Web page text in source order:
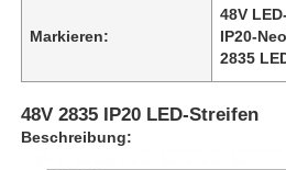
Markieren:
48V
IP20-
2835
48V 2835 IP20 LED-Streifen
Beschreibung: